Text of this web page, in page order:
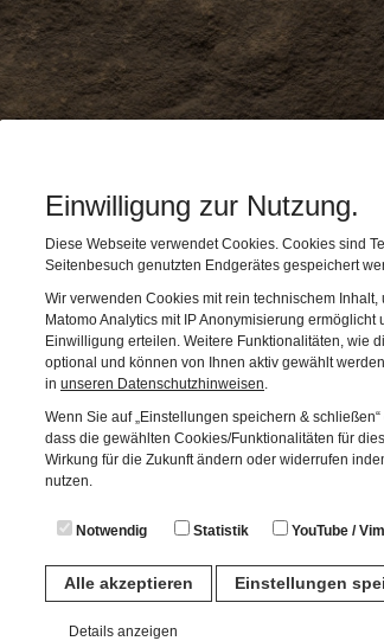
Einwilligung zur Nutzung.
Diese Webseite verwendet Cookies. Cookies sind
Seitenbesuch genutzten Endgerätes gespeichert
Wir verwenden Cookies mit rein technischem
Matomo Analytics mit IP Anonymisierung
Einwilligung erteilen. Weitere Funktionalitäten, wie
optional und können von Ihnen aktiv gewählt
in unseren Datenschutzhinweisen.
Wenn Sie auf „Einstellungen speichern &
dass die gewählten Cookies/Funktionalitäten für
Wirkung für die Zukunft ändern oder widerrufen
nutzen.
Notwendig Statistik YouTube /
Alle akzeptieren Einstellungen
Details anzeigen
chapter>